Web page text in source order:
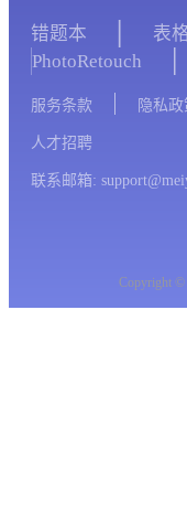
错题本 表
PhotoRetouch
服务条款 隐私政
人才招聘
联系邮箱:
Copyright ©